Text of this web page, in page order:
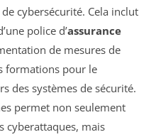
cybersécurité. Cela inclut
police d’assurance
de mesures de
formations pour le
des systèmes de sécurité.
permet non seulement
cyberattaques, mais